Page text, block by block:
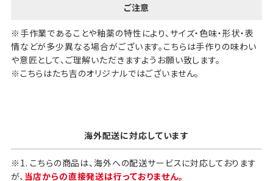
ご注意
※手作業であることや釉薬の特性により、サイズ・色味・形状・表
情などが多少異なる場合がございます。こちらは手作りの味わい
や意匠として、ご理解いただきますようお願い致します。
※こちらはたち吉のオリジナルではございません。
海外配送に対応しています
※1. こちらの商品は、海外への配送サービスに対応しております
が、 当店からの直接発送は行っておりません。